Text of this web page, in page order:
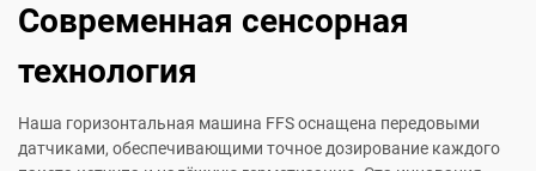
Современная сенсорная
технология
Наша горизонтальная машина FFS оснащена передовыми
датчиками, обеспечивающими точное дозирование каждого